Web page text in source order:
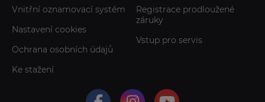
Vnitřní oznamovací systém
Nastavení cookies
Ochrana osobních údajů
Ke stažení
Registrace prodloužené
záruky
Vstup pro servis